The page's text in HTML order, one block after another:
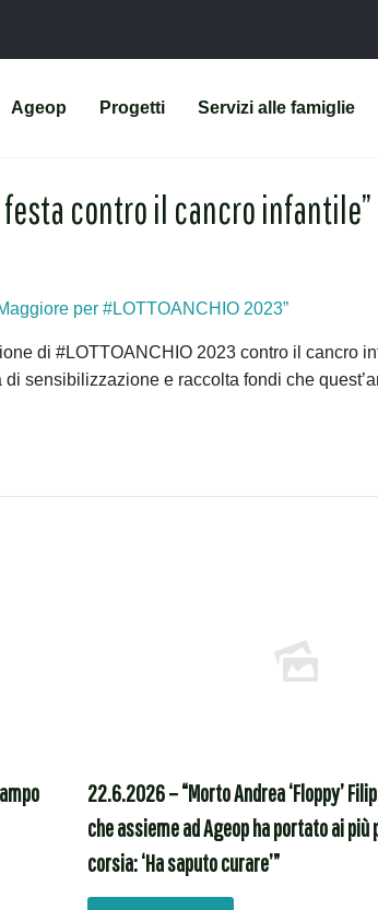
Ageop Progetti Servizi alle famiglie
festa contro il cancro infantile”
per #LOTTOANCHIO 2023”
di #LOTTOANCHIO 2023 contro il cancro
sensibilizzazione e raccolta fondi che
22.6.2026 – “Morto Andrea ‘Floppy’
che assieme ad Ageop ha portato ai
corsia: ‘Ha saputo curare’”